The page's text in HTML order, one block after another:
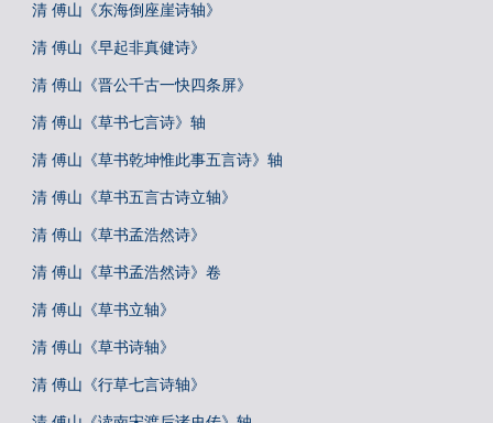
清 傅山《东海倒座崖诗轴》
清 傅山《早起非真健诗》
清 傅山《晋公千古一快四条屏》
清 傅山《草书七言诗》轴
清 傅山《草书乾坤惟此事五言诗》轴
清 傅山《草书五言古诗立轴》
清 傅山《草书孟浩然诗》
清 傅山《草书孟浩然诗》卷
清 傅山《草书立轴》
清 傅山《草书诗轴》
清 傅山《行草七言诗轴》